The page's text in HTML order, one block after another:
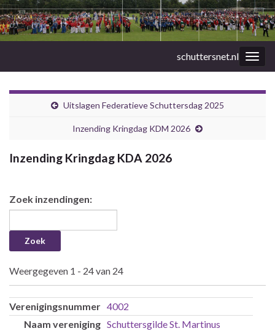
schuttersnet.nl
Uitslagen Federatieve Schuttersdag 2025
Inzending Kringdag KDM 2026
Inzending Kringdag KDA 2026
Zoek inzendingen:
Weergegeven 1 - 24 van 24
4002
Schuttersgilde St. Martinus